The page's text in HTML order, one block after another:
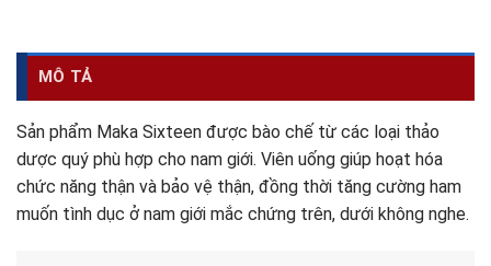
MÔ TẢ
Sản phẩm Maka Sixteen được bào chế từ các loại thảo
dược quý phù hợp cho nam giới. Viên uống giúp hoạt hóa
chức năng thận và bảo vệ thận, đồng thời tăng cường ham
muốn tình dục ở nam giới mắc chứng trên, dưới không nghe.